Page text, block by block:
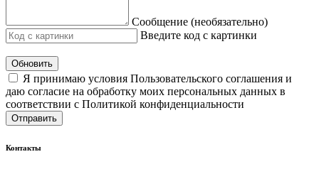
Сообщение (необязательно)
Введите код с картинки
Обновить
Я принимаю условия Пользовательского соглашения и
даю согласие на обработку моих персональных данных в
соответствии с Политикой конфиденциальности
Отправить
Контакты